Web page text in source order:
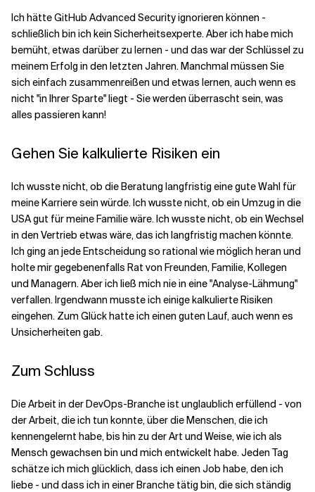
Ich hätte GitHub Advanced Security ignorieren können -
schließlich bin ich kein Sicherheitsexperte. Aber ich habe mich
bemüht, etwas darüber zu lernen - und das war der Schlüssel zu
meinem Erfolg in den letzten Jahren. Manchmal müssen Sie
sich einfach zusammenreißen und etwas lernen, auch wenn es
nicht "in Ihrer Sparte" liegt - Sie werden überrascht sein, was
alles passieren kann!
Gehen Sie kalkulierte Risiken ein
Ich wusste nicht, ob die Beratung langfristig eine gute Wahl für
meine Karriere sein würde. Ich wusste nicht, ob ein Umzug in die
USA gut für meine Familie wäre. Ich wusste nicht, ob ein Wechsel
in den Vertrieb etwas wäre, das ich langfristig machen könnte.
Ich ging an jede Entscheidung so rational wie möglich heran und
holte mir gegebenenfalls Rat von Freunden, Familie, Kollegen
und Managern. Aber ich ließ mich nie in eine "Analyse-Lähmung"
verfallen. Irgendwann musste ich einige kalkulierte Risiken
eingehen. Zum Glück hatte ich einen guten Lauf, auch wenn es
Unsicherheiten gab.
Zum Schluss
Die Arbeit in der DevOps-Branche ist unglaublich erfüllend - von
der Arbeit, die ich tun konnte, über die Menschen, die ich
kennengelernt habe, bis hin zu der Art und Weise, wie ich als
Mensch gewachsen bin und mich entwickelt habe. Jeden Tag
schätze ich mich glücklich, dass ich einen Job habe, den ich
liebe - und dass ich in einer Branche tätig bin, die sich ständig